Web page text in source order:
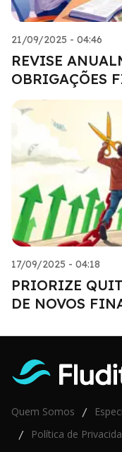
21/09/2025 - 04:46
REVISE
OBRIGAÇÕES
17/09/2025 - 04:18
PRIORIZE
DE NOVOS
Quem Somos /
/ Política de